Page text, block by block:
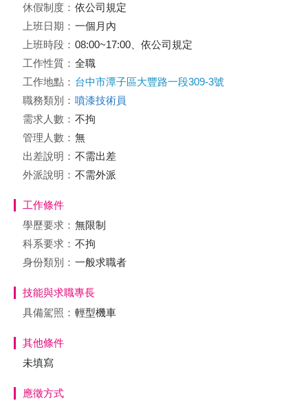
休假制度： 依公司規定
上班日期： 一個月內
上班時段： 08:00~17:00、依公司規定
工作性質： 全職
工作地點： 台中市潭子區大豐路一段309-3號
職務類別： 噴漆技術員
需求人數： 不拘
管理人數： 無
出差說明： 不需出差
外派說明： 不需外派
工作條件
學歷要求： 無限制
科系要求： 不拘
身份類別： 一般求職者
技能與求職專長
具備駕照： 輕型機車
其他條件
未填寫
應徵方式